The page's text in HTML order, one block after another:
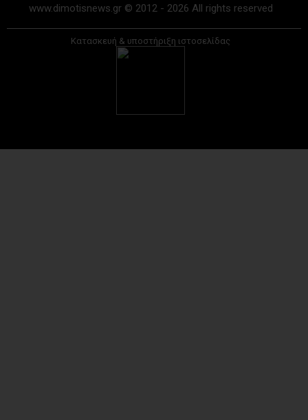
www.dimotisnews.gr © 2012 - 2026 All rights reserved
Κατασκευή & υποστήριξη ιστοσελίδας